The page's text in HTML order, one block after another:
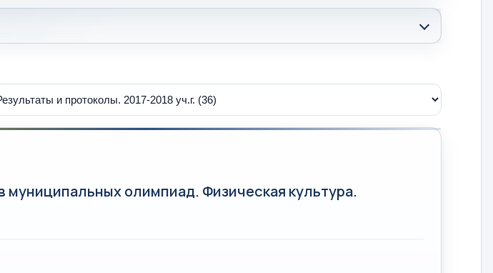
муниципальных олимпиад. Физическая культура.